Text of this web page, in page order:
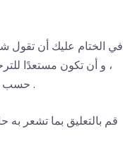
في الختام عليك أن تقول
، و أن تكون مستعدًا
حسب تردداتك ، راقب بهدوء ، و ركز بعمق ثم تحكم بوعي .
قم بالتعليق بما تشعر به